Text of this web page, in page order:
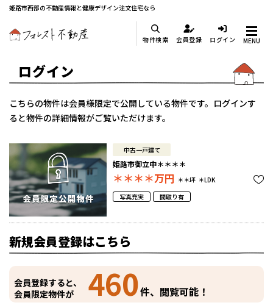
姫路市西部の不動産情報と健康デザイン注文住宅なら
物件検索 会員登録 ログイン MENU
ログイン
こちらの物件は会員様限定で公開している物件です。ログインす
ると物件の詳細情報がご覧いただけます。
中古一戸建て
姫路市御立中＊＊＊＊
＊＊＊＊万円 ＊＊坪 ＊LDK
写真充実
間取り有
新規会員登録はこちら
会員登録すると、
会員限定物件が
460件、閲覧可能！